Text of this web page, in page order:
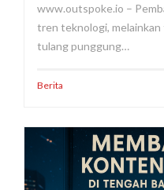
www.outspoke.io –
tren teknologi,
tulang punggung…
Berita